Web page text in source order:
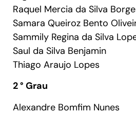
Raquel Mercia da Silva
Samara Queiroz Bento
Sammily Regina da Silva
Saul da Silva Benjamin
Thiago Araujo Lopes
2 ° Grau
Alexandre Bomfim Nunes